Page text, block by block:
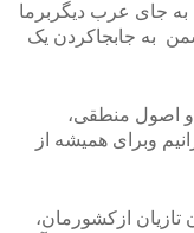
به جای عرب دیگربرما
به جابجاکردن یک
و اصول منطقی،
وبرای همیشه از
تازیان ازکشورمان،